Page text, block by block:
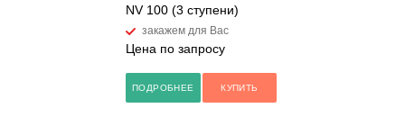
NV 100 (3 ступени)
закажем для Вас
Цена по запросу
ПОДРОБНЕЕ КУПИТЬ